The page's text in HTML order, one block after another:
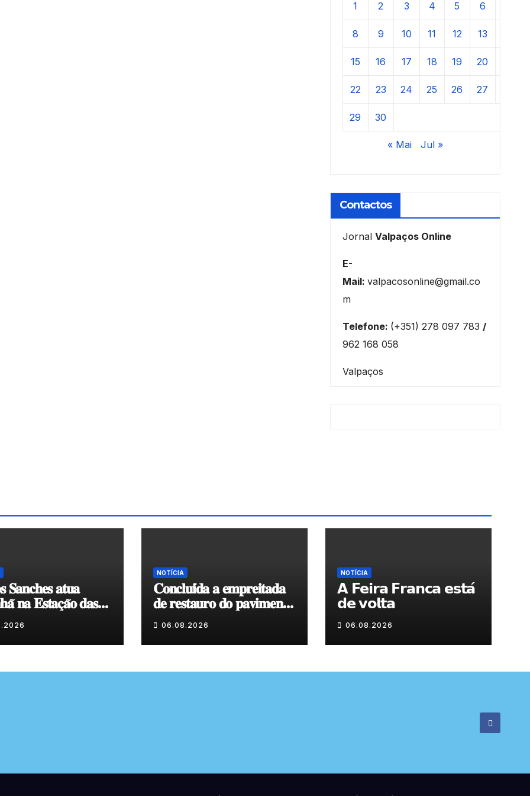
1 2 3 4 5 6
8 9 10 11 12 13
15 16 17 18 19 20
22 23 24 25 26 27
29 30
« Mai Jul »
Contactos
Jornal Valpaços Online
E-
Mail: valpacosonline@gmail.co
m
Telefone: (+351) 278 097 783 /
962 168 058
Valpaços
𝐒𝐚𝐧𝐜𝐡𝐞𝐬 𝐚𝐭𝐮𝐚
𝐧𝐚 𝐄𝐬𝐭𝐚𝐜̧𝐚̃𝐨 𝐝𝐚𝐬
NOTÍCIA
𝐂𝐨𝐧𝐜𝐥𝐮𝐢́𝐝𝐚 𝐚 𝐞𝐦𝐩𝐫𝐞𝐢𝐭𝐚𝐝𝐚
𝐝𝐞 𝐫𝐞𝐬𝐭𝐚𝐮𝐫𝐨 𝐝𝐨 𝐩𝐚𝐯𝐢𝐦𝐞𝐧𝐭𝐨
𝐞𝐧𝐯𝐨𝐥𝐯𝐞𝐧𝐭𝐞 𝐚̀ 𝐂𝐚𝐩𝐞𝐥𝐚 𝐝𝐞
𝐂𝐨𝐯𝐚𝐬
06.08.2026
NOTÍCIA
𝗔 𝗙𝗲𝗶𝗿𝗮 𝗙𝗿𝗮𝗻𝗰𝗮 𝗲𝘀𝘁𝗮́
𝗱𝗲 𝘃𝗼𝗹𝘁𝗮
06.08.2026